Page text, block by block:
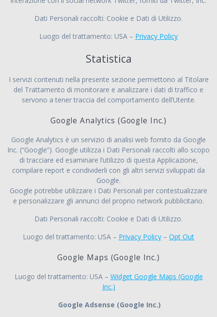
Dati Personali raccolti: Cookie e Dati di Utilizzo.
Luogo del trattamento: USA – Privacy Policy
Statistica
I servizi contenuti nella presente sezione permettono al Titolare
del Trattamento di monitorare e analizzare i dati di traffico e
servono a tener traccia del comportamento dell’Utente.
Google Analytics (Google Inc.)
Google Analytics è un servizio di analisi web fornito da Google
Inc. (“Google”). Google utilizza i Dati Personali raccolti allo scopo
di tracciare ed esaminare l’utilizzo di questa Applicazione,
compilare report e condividerli con gli altri servizi sviluppati da
Google.
Google potrebbe utilizzare i Dati Personali per contestualizzare
e personalizzare gli annunci del proprio network pubblicitario.
Dati Personali raccolti: Cookie e Dati di Utilizzo.
Luogo del trattamento: USA – Privacy Policy – Opt Out
Google Maps (Google Inc.)
Luogo del trattamento: USA – Widget Google Maps (Google
Inc.)
Google Adsense (Google Inc.)